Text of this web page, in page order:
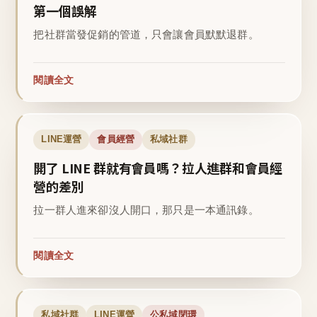
第一個誤解
把社群當發促銷的管道，只會讓會員默默退群。
閱讀全文
LINE運營 會員經營 私域社群
開了 LINE 群就有會員嗎？拉人進群和會員經
營的差別
拉一群人進來卻沒人開口，那只是一本通訊錄。
閱讀全文